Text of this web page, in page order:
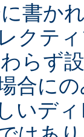
書か
クテ
らず
合に
いデ